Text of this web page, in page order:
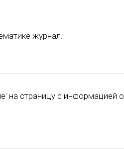
журнал.
на страницу с информацией о